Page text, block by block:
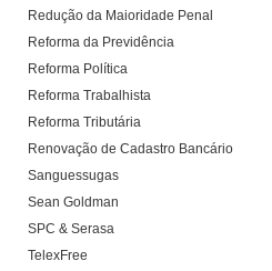
Redução da Maioridade Penal
Reforma da Previdência
Reforma Política
Reforma Trabalhista
Reforma Tributária
Renovação de Cadastro Bancário
Sanguessugas
Sean Goldman
SPC & Serasa
TelexFree